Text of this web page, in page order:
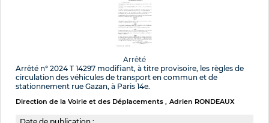
Arrêté
Arrêté n° 2024 T 14297 modifiant, à titre provisoire, les règles de
circulation des véhicules de transport en commun et de
stationnement rue Gazan, à Paris 14e.
Direction de la Voirie et des Déplacements Adrien RONDEAUX